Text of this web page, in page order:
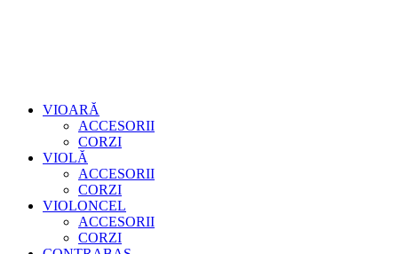
VIOARĂ
ACCESORII
CORZI
VIOLĂ
ACCESORII
CORZI
VIOLONCEL
ACCESORII
CORZI